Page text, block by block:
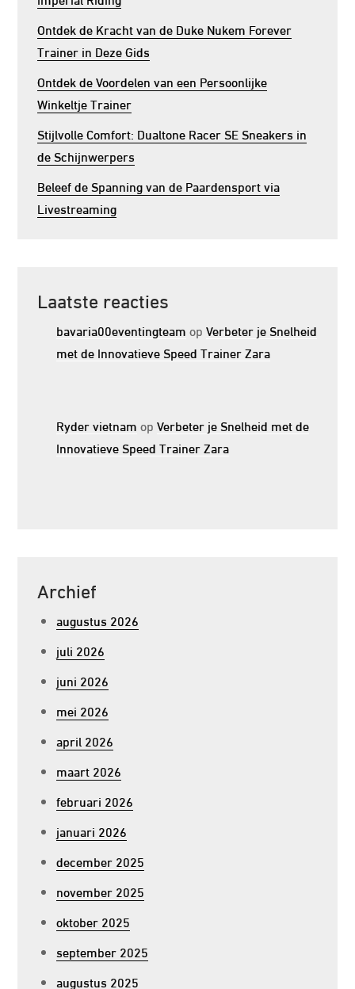
Ontdek de Kracht van de Duke Nukem Forever
Trainer in Deze Gids
Ontdek de Voordelen van een Persoonlijke
Winkeltje Trainer
Stijlvolle Comfort: Dualtone Racer SE Sneakers in
de Schijnwerpers
Beleef de Spanning van de Paardensport via
Livestreaming
Laatste reacties
bavaria00eventingteam opVerbeter je Snelheid
met de Innovatieve Speed Trainer Zara
Ryder vietnam opVerbeter je Snelheid met de
Innovatieve Speed Trainer Zara
Archief
augustus 2026
juli 2026
juni 2026
mei 2026
april 2026
maart 2026
februari 2026
januari 2026
december 2025
november 2025
oktober 2025
september 2025
augustus 2025